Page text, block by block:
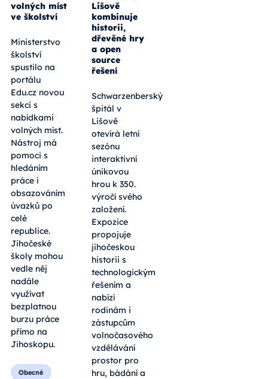
volných míst
ve školství
Ministerstvo
školství
spustilo na
portálu
Edu.cz novou
sekci s
nabídkami
volných míst.
Nástroj má
pomoci s
hledáním
práce i
obsazováním
úvazků po
celé
republice.
Jihočeské
školy mohou
vedle něj
nadále
využívat
bezplatnou
burzu práce
přímo na
Jihoskopu.
Obecné
Lišově
kombinuje
historii,
dřevěné hry
a open
source
řešení
Schwarzenberský
špitál v
Lišově
otevírá letní
sezónu
interaktivní
únikovou
hrou k 350.
výročí svého
založení.
Expozice
propojuje
jihočeskou
historii s
technologickým
řešením a
nabízí
rodinám i
zástupcům
volnočasového
vzdělávání
prostor pro
hru, bádání a